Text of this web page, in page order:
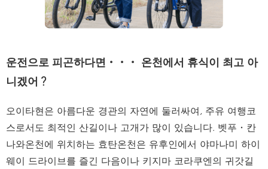
운전으로 피곤하다면・・・ 온천에서 휴식이 최고 아
니겠어？
오이타현은 아름다운 경관의 자연에 둘러싸여, 주유 여행코
스로서도 최적인 산길이나 고개가 많이 있습니다. 벳푸・칸
나와온천에 위치하는 효탄온천은 유후인에서 야마나미 하이
웨이 드라이브를 즐긴 다음이나 키지마 코라쿠엔의 귀갓길